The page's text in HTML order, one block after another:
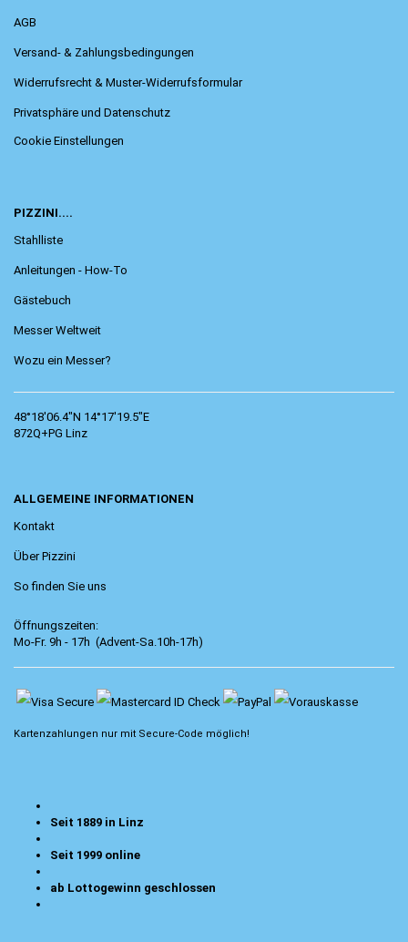
AGB
Versand- & Zahlungsbedingungen
Widerrufsrecht & Muster-Widerrufsformular
Privatsphäre und Datenschutz
Cookie Einstellungen
PIZZINI....
Stahlliste
Anleitungen - How-To
Gästebuch
Messer Weltweit
Wozu ein Messer?
48°18'06.4"N 14°17'19.5"E
872Q+PG Linz
ALLGEMEINE INFORMATIONEN
Kontakt
Über Pizzini
So finden Sie uns
Öffnungszeiten:
Mo-Fr. 9h - 17h (Advent-Sa.10h-17h)
Kartenzahlungen nur mit Secure-Code möglich!
Seit 1889 in Linz
Seit 1999 online
ab Lottogewinn geschlossen